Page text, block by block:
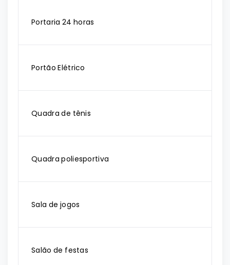
Portaria 24 horas
Portão Elétrico
Quadra de tênis
Quadra poliesportiva
Sala de jogos
Salão de festas